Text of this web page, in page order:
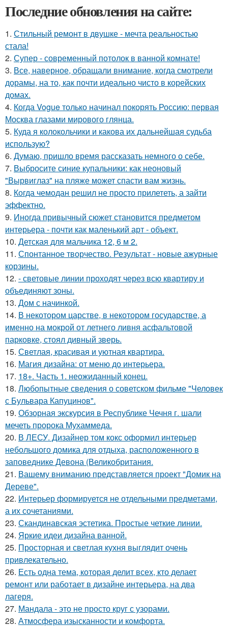
Последние обновления на сайте:
1. Стильный ремонт в двушке - мечта реальностью
стала!
2. Супер - современный потолок в ванной комнате!
3. Все, наверное, обращали внимание, когда смотрели
дорамы, на то, как почти идеально чисто в корейских
домах.
4. Когда Vogue только начинал покорять Россию: первая
Москва глазами мирового глянца.
5. Куда я колокольчики и какова их дальнейшая судьба
использую?
6. Думаю, пришло время рассказать немного о себе.
7. Выбросите синие купальники: как неоновый
"Вырвиглаз" на пляже может спасти вам жизнь.
8. Когда чемодан решил не просто прилететь, а зайти
эффектно.
9. Иногда привычный сюжет становится предметом
интерьера - почти как маленький арт - объект.
10. Детская для мальчика 12, 6 м 2.
11. Спонтанное творчество. Результат - новые ажурные
корзины.
12. - световые линии проходят через всю квартиру и
объединяют зоны.
13. Дом с начинкой.
14. В некотором царстве, в некотором государстве, а
именно на мокрой от летнего ливня асфальтовой
парковке, стоял дивный зверь.
15. Светлая, красивая и уютная квартира.
16. Магия дизайна: от меню до интерьера.
17. 18+. Часть 1. неожиданный конец.
18. Любопытные сведения о советском фильме "Человек
с Бульвара Капуцинов".
19. Обзорная экскурсия в Республике Чечня г. шали
мечеть пророка Мухаммеда.
20. В ЛЕСУ. Дизайнер том кокс оформил интерьер
небольшого домика для отдыха, расположенного в
заповеднике Девона (Великобритания.
21. Вашему вниманию представляется проект "Домик на
Дереве".
22. Интерьер формируется не отдельными предметами,
а их сочетаниями.
23. Скандинавская эстетика. Простые четкие линии.
24. Яркие идеи дизайна ванной.
25. Просторная и светлая кухня выглядит очень
привлекательно.
26. Есть одна тема, которая делит всех, кто делает
ремонт или работает в дизайне интерьера, на два
лагеря.
27. Мандала - это не просто круг с узорами.
28. Атмосфера изысканности и комфорта.